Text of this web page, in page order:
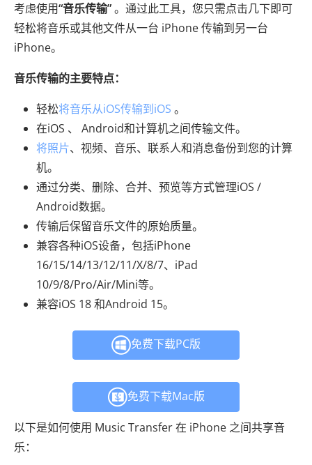
考虑使用“音乐传输”。通过此工具，您只需点击几下即可
轻松将音乐或其他文件从一台 iPhone 传输到另一台
iPhone。
音乐传输的主要特点：
轻松将音乐从iOS传输到iOS 。
在iOS 、 Android和计算机之间传输文件。
将照片、视频、音乐、联系人和消息备份到您的计算
机。
通过分类、删除、合并、预览等方式管理iOS /
Android数据。
传输后保留音乐文件的原始质量。
兼容各种iOS设备，包括iPhone
16/15/14/13/12/11/X/8/7、iPad
10/9/8/Pro/Air/Mini等。
兼容iOS 18 和Android 15。
免费下载PC版
免费下载Mac版
以下是如何使用 Music Transfer 在 iPhone 之间共享音
乐：